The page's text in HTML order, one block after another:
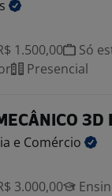
1.500,00
Só
Presencial
3D
e Comércio
3.000,00